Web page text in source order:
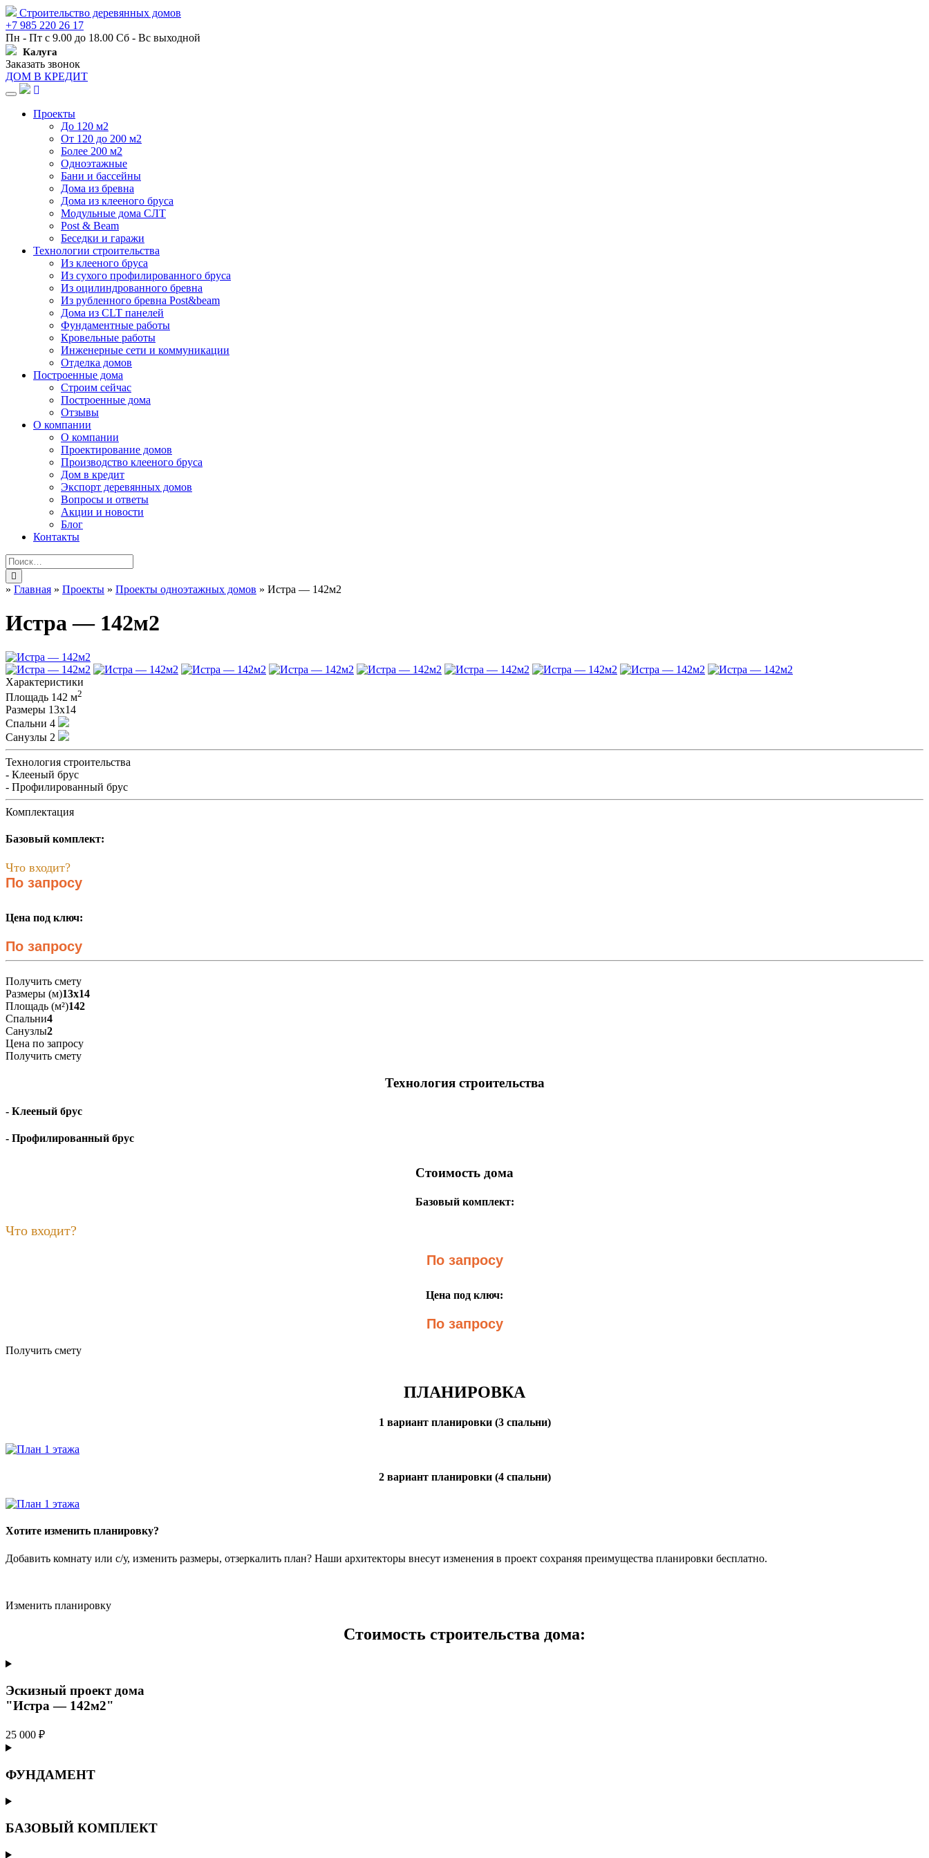
Строительство деревянных домов
+7 985 220 26 17
Пн - Пт с 9.00 до 18.00 Сб - Вс выходной
Калуга
Заказать звонок
ДОМ В КРЕДИТ
Навигация
Проекты
До 120 м2
От 120 до 200 м2
Более 200 м2
Одноэтажные
Бани и бассейны
Дома из бревна
Дома из клееного бруса
Модульные дома СЛТ
Post & Beam
Беседки и гаражи
Технологии строительства
Из клееного бруса
Из сухого профилированного бруса
Из оцилиндрованного бревна
Из рубленного бревна Post&beam
Дома из CLT панелей
Фундаментные работы
Кровельные работы
Инженерные сети и коммуникации
Отделка домов
Построенные дома
Строим сейчас
Построенные дома
Отзывы
О компании
О компании
Проектирование домов
Производство клееного бруса
Дом в кредит
Экспорт деревянных домов
Вопросы и ответы
Акции и новости
Блог
Контакты
» Главная » Проекты » Проекты одноэтажных домов » Истра — 142м2
Истра — 142м2
Характеристики
Площадь 142 м2
Размеры 13х14
Спальни 4
Санузлы 2
Технология строительства
- Клееный брус
- Профилированный брус
Комплектация
Базовый комплект:
Что входит?
По запросу
Цена под ключ:
По запросу
Получить смету
Размеры (м)13х14
Площадь (м²)142
Спальни4
Санузлы2
Цена по запросу
Получить смету
Технология строительства
- Клееный брус
- Профилированный брус
Стоимость дома
Базовый комплект:
Что входит?
По запросу
Цена под ключ:
По запросу
Получить смету
ПЛАНИРОВКА
1 вариант планировки (3 спальни)
2 вариант планировки (4 спальни)
Хотите изменить планировку?
Добавить комнату или с/у, изменить размеры, отзеркалить план? Наши архитекторы внесут изменения в проект сохраняя преимущества планировки бесплатно.
Изменить планировку
Стоимость строительства дома:
Эскизный проект дома
"Истра — 142м2"
25 000 ₽
ФУНДАМЕНТ
БАЗОВЫЙ КОМПЛЕКТ